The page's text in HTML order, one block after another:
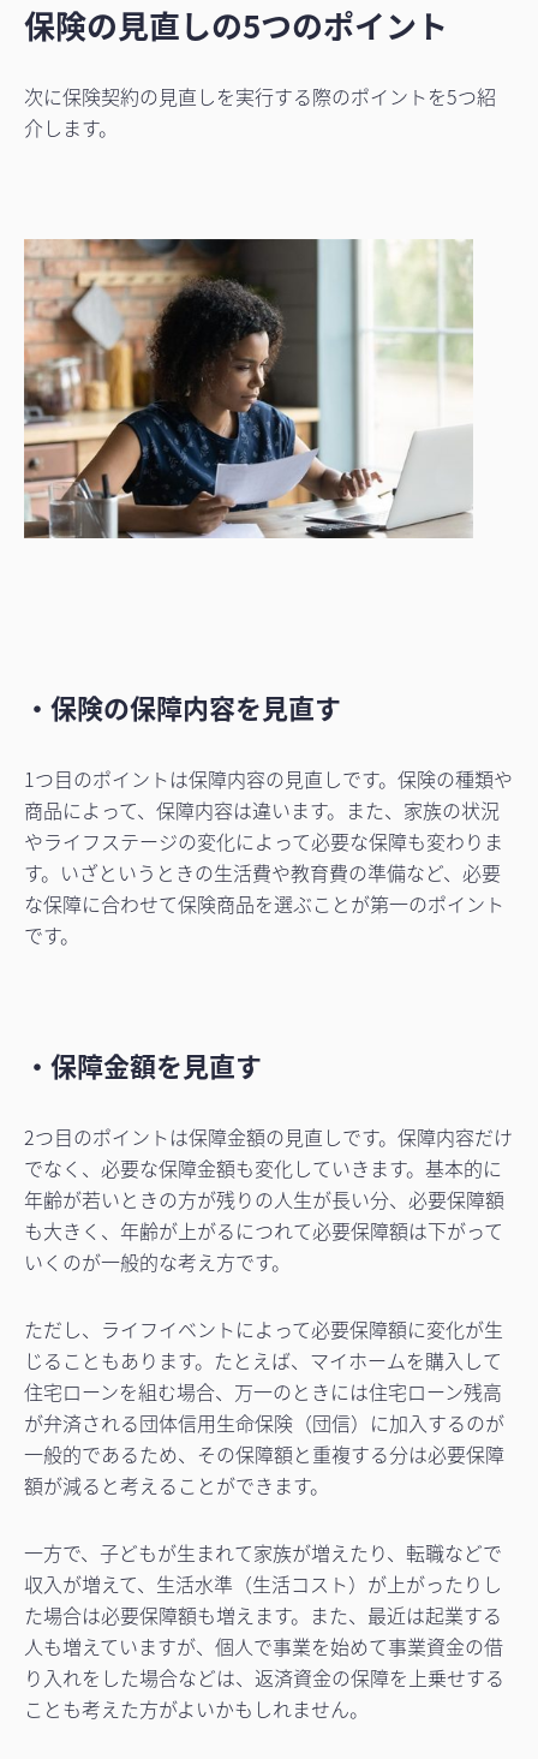
保険の見直しの5つのポイント
次に保険契約の見直しを実行する際のポイントを5つ紹
介します。
・保険の保障内容を見直す
1つ目のポイントは保障内容の見直しです。保険の種類や
商品によって、保障内容は違います。また、家族の状況
やライフステージの変化によって必要な保障も変わりま
す。いざというときの生活費や教育費の準備など、必要
な保障に合わせて保険商品を選ぶことが第一のポイント
です。
・保障金額を見直す
2つ目のポイントは保障金額の見直しです。保障内容だけ
でなく、必要な保障金額も変化していきます。基本的に
年齢が若いときの方が残りの人生が長い分、必要保障額
も大きく、年齢が上がるにつれて必要保障額は下がって
いくのが一般的な考え方です。
ただし、ライフイベントによって必要保障額に変化が生
じることもあります。たとえば、マイホームを購入して
住宅ローンを組む場合、万一のときには住宅ローン残高
が弁済される団体信用生命保険（団信）に加入するのが
一般的であるため、その保障額と重複する分は必要保障
額が減ると考えることができます。
一方で、子どもが生まれて家族が増えたり、転職などで
収入が増えて、生活水準（生活コスト）が上がったりし
た場合は必要保障額も増えます。また、最近は起業する
人も増えていますが、個人で事業を始めて事業資金の借
り入れをした場合などは、返済資金の保障を上乗せする
ことも考えた方がよいかもしれません。